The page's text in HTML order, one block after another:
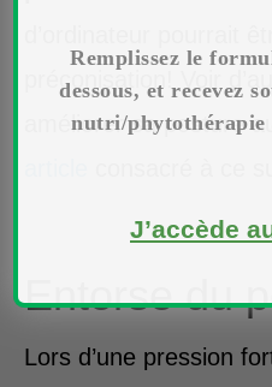
préconisation! Voir
améliorer sa posture
Entorse du
Lors d’une pression
Remplissez le
dessous, et recevez
nutri/phytothérapie
J’accède